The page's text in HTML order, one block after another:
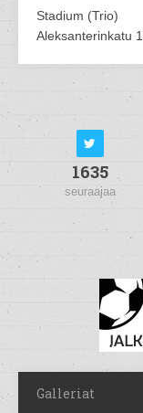
Stadium (Trio)
Aleksanterinkatu
1635
seuraajaa
Galleriat